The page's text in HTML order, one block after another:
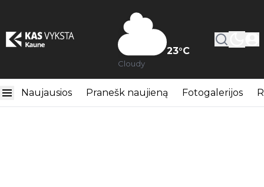
23°C
Cloudy
Naujausios Pranešk naujieną Fotogalerijos